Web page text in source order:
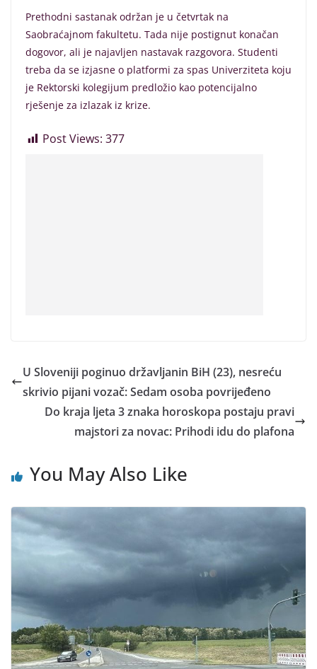
Prethodni sastanak održan je u četvrtak na
Saobraćajnom fakultetu. Tada nije postignut konačan
dogovor, ali je najavljen nastavak razgovora. Studenti
treba da se izjasne o platformi za spas Univerziteta koju
je Rektorski kolegijum predložio kao potencijalno
rješenje za izlazak iz krize.
Post Views: 377
U Sloveniji poginuo državljanin BiH (23), nesreću
skrivio pijani vozač: Sedam osoba povrijeđeno
Do kraja ljeta 3 znaka horoskopa postaju pravi
majstori za novac: Prihodi idu do plafona
You May Also Like